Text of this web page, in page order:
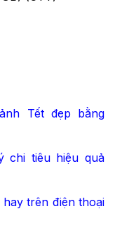
Tết đẹp bằng
chi tiêu hiệu quả
trên điện thoại